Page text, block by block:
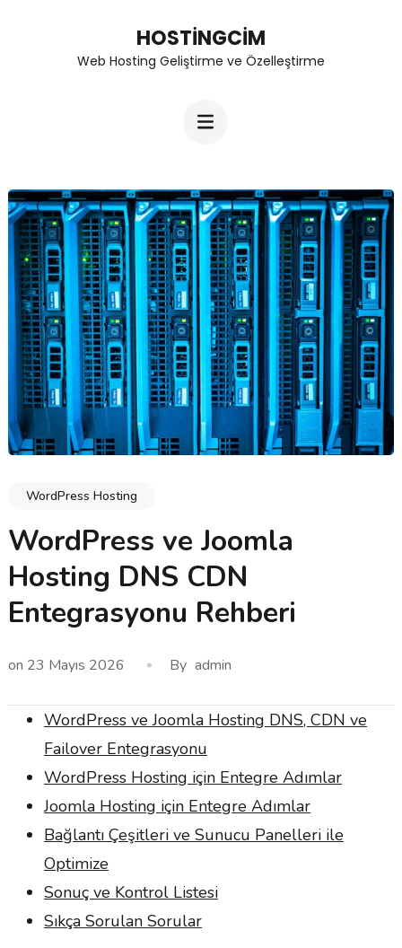
HOSTINGCIM
Web Hosting Geliştirme ve Özelleştirme
WordPress Hosting
WordPress ve Joomla
Hosting DNS CDN
Entegrasyonu Rehberi
on 23 Mayıs 2026 By admin
WordPress ve Joomla Hosting DNS, CDN ve
Failover Entegrasyonu
WordPress Hosting için Entegre Adımlar
Joomla Hosting için Entegre Adımlar
Bağlantı Çeşitleri ve Sunucu Panelleri ile
Optimize
Sonuç ve Kontrol Listesi
Sıkça Sorulan Sorular